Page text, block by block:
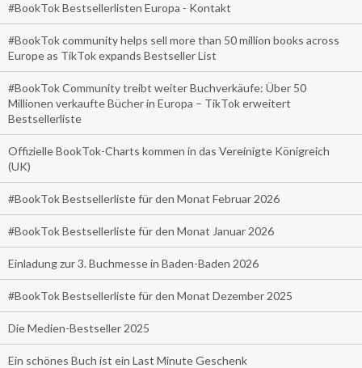
#BookTok Bestsellerlisten Europa - Kontakt
#BookTok community helps sell more than 50 million books across
Europe as TikTok expands Bestseller List
#BookTok Community treibt weiter Buchverkäufe: Über 50
Millionen verkaufte Bücher in Europa – TikTok erweitert
Bestsellerliste
Offizielle BookTok-Charts kommen in das Vereinigte Königreich
(UK)
#BookTok Bestsellerliste für den Monat Februar 2026
#BookTok Bestsellerliste für den Monat Januar 2026
Einladung zur 3. Buchmesse in Baden-Baden 2026
#BookTok Bestsellerliste für den Monat Dezember 2025
Die Medien-Bestseller 2025
Ein schönes Buch ist ein Last Minute Geschenk